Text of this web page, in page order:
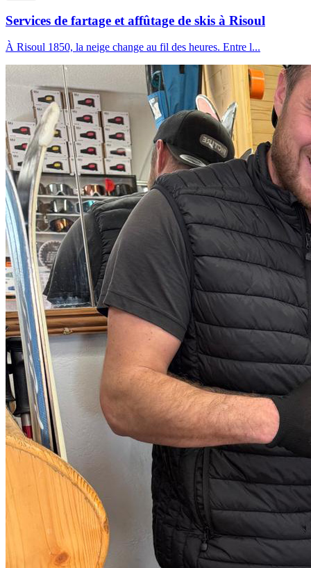
Services de fartage et affûtage de skis à Risoul
À Risoul 1850, la neige change au fil des heures. Entre l...